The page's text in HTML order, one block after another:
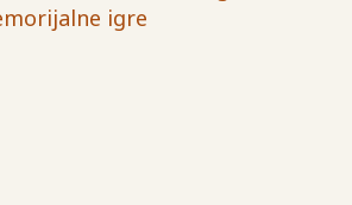
igre